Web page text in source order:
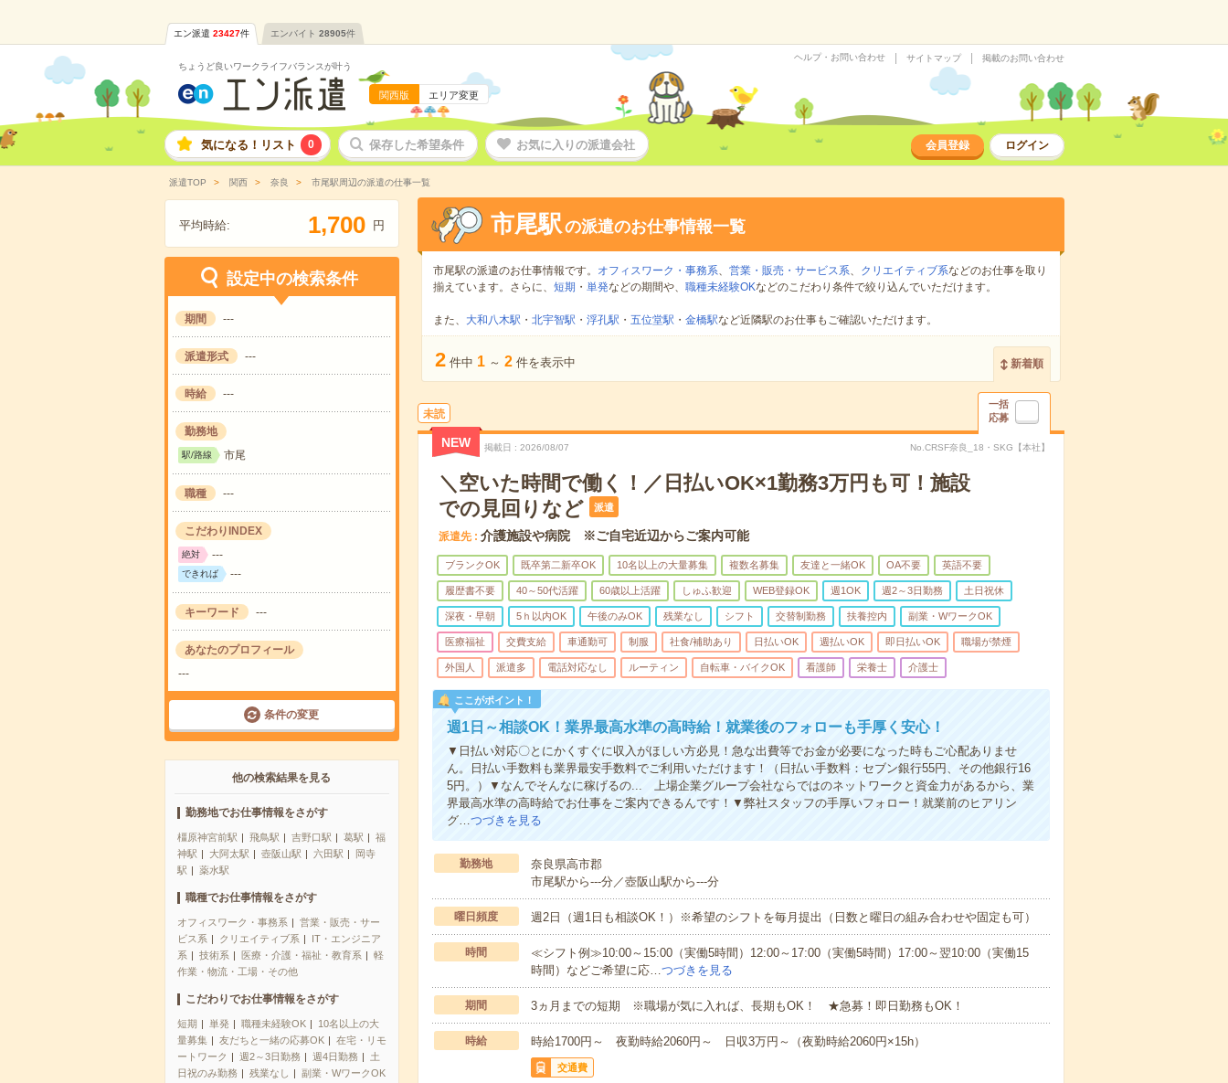
エン派遣 23427件 エンバイト 28905件
ちょうど良いワークライフバランスが叶う
関西版 エリア変更
ヘルプ・お問い合わせ サイトマップ 掲載のお問い合わせ
気になる！リスト 0 保存した希望条件 お気に入りの派遣会社 会員登録 ログイン
派遣TOP 関西 奈良 市尾駅周辺の派遣の仕事一覧
平均時給: 1,700 円
設定中の検索条件
期間 ---
派遣形式 ---
時給 ---
勤務地
駅/路線 市尾
職種 ---
こだわりINDEX
絶対 ---
できれば ---
キーワード ---
あなたのプロフィール
---
条件の変更
他の検索結果を見る
勤務地でお仕事情報をさがす
橿原神宮前駅 飛鳥駅 吉野口駅 葛駅
福
神駅
大阿太駅 壺阪山駅 六田駅
岡寺
駅
薬水駅
職種でお仕事情報をさがす
オフィスワーク・事務系
営業・販売・サー
ビス系
クリエイティブ系
IT・エンジニア
系
技術系 医療・介護・福祉・教育系
軽
作業・物流・工場・その他
こだわりでお仕事情報をさがす
短期 単発 職種未経験OK
10名以上の大
量募集
友だちと一緒の応募OK
在宅・リモ
ートワーク
週2～3日勤務 週4日勤務
土
日祝のみ勤務
残業なし
副業・WワークOK
市尾駅の派遣のお仕事情報一覧
市尾駅の派遣のお仕事情報です。 オフィスワーク・事務系、 営業・販売・サービス系、 クリエイティブ系などのお仕事を取り
揃えています。さらに、 短期 ・ 単発などの期間や、 職種未経験OKなどのこだわり条件で絞り込んでいただけます。
また、 大和八木駅 ・ 北宇智駅 ・ 浮孔駅 ・ 五位堂駅 ・ 金橋駅など近隣駅のお仕事もご確認いただけます。
2 件中 1 ～ 2 件を表示中 新着順
未読
一括
応募
NEW 掲載日 2026/08/07 No.CRSF奈良_18・SKG【本社】
＼空いた時間で働く！／日払いOK×1勤務3万円も可！施設
での見回りなど
派遣
派遣先 介護施設や病院 ※ご自宅近辺からご案内可能
ブランクOK 既卒第二新卒OK 10名以上の大量募集 複数名募集 友達と一緒OK OA不要 英語不要
履歴書不要 40～50代活躍 60歳以上活躍 しゅふ歓迎 WEB登録OK 週1OK 週2～3日勤務 土日祝休
深夜・早朝 5ｈ以内OK 午後のみOK 残業なし シフト 交替制勤務 扶養控内 副業・WワークOK
医療福祉 交費支給 車通勤可 制服 社食/補助あり 日払いOK 週払いOK 即日払いOK 職場が禁煙
外国人 派遣多 電話対応なし ルーティン 自転車・バイクOK 看護師 栄養士 介護士
ここがポイント！
週1日～相談OK！業界最高水準の高時給！就業後のフォローも手厚く安心！
▼日払い対応〇とにかくすぐに収入がほしい方必見！急な出費等でお金が必要になった時もご心配ありませ
ん。日払い手数料も業界最安手数料でご利用いただけます！（日払い手数料：セブン銀行55円、その他銀行16
5円。）▼なんでそんなに稼げるの... 上場企業グループ会社ならではのネットワークと資金力があるから、業
界最高水準の高時給でお仕事をご案内できるんです！▼弊社スタッフの手厚いフォロー！就業前のヒアリン
グ…つづきを見る
勤務地
奈良県高市郡
市尾駅から---分／壺阪山駅から---分
曜日頻度 週2日（週1日も相談OK！）※希望のシフトを毎月提出（日数と曜日の組み合わせや固定も可）
時間
≪シフト例≫10:00～15:00（実働5時間）12:00～17:00（実働5時間）17:00～翌10:00（実働15
時間）などご希望に応…つづきを見る
期間 3ヵ月までの短期 ※職場が気に入れば、長期もOK！ ★急募！即日勤務もOK！
時給 時給1700円～ 夜勤時給2060円～ 日収3万円～（夜勤時給2060円×15h）
交通費